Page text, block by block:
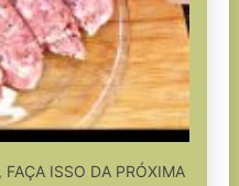
ISSO DA PRÓXIMA